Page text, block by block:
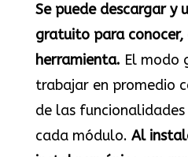
Se puede descargar y
gratuito para
herramienta. El modo
trabajar en promedio
de las
cada módulo. Al